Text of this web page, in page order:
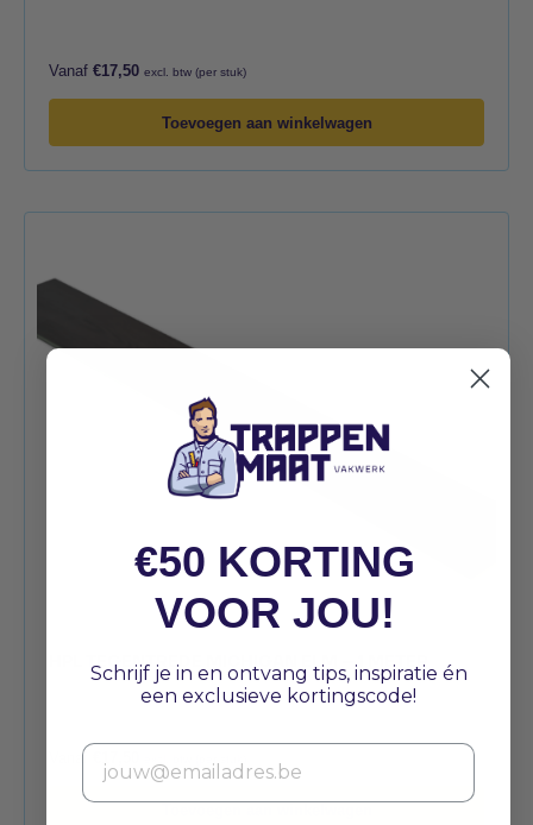
Vanaf €17,50 excl. btw (per stuk)
Toevoegen aan winkelwagen
HPL TEGENTREDE MICHIGAN ELM – 1 METER
Vanaf
€50 KORTING
VOOR JOU!
Schrijf je in en ontvang tips, inspiratie én
een exclusieve kortingscode!
Email